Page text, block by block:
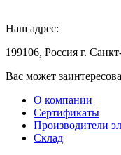
Наш адрес:
199106, Россия г.
Вас может
О компании
Сертификаты
Производители
Склад